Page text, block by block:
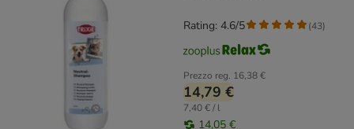
Prezzo reg. 16,38 €
14,79 €
7,40 € / l
14,05 €
Rating: 4.6/5 (43)